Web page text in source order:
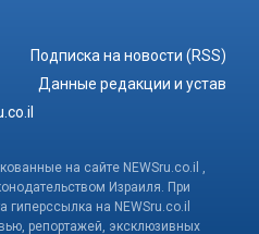
Подписка на новости (RSS)
Данные редакции и устав
на сайте NEWSru.co.il ,
Израиля. При
гиперссылка на NEWSru.co.il
репортажей, эксклюзивных